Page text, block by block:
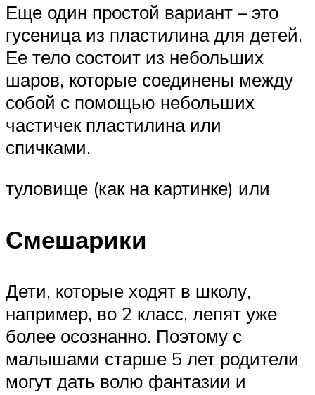
Еще один простой вариант – это
гусеница из пластилина для детей.
Ее тело состоит из небольших
шаров, которые соединены между
собой с помощью небольших
частичек пластилина или
спичками.
туловище (как на картинке) или
Смешарики
Дети, которые ходят в школу,
например, во 2 класс, лепят уже
более осознанно. Поэтому с
малышами старше 5 лет родители
могут дать волю фантазии и